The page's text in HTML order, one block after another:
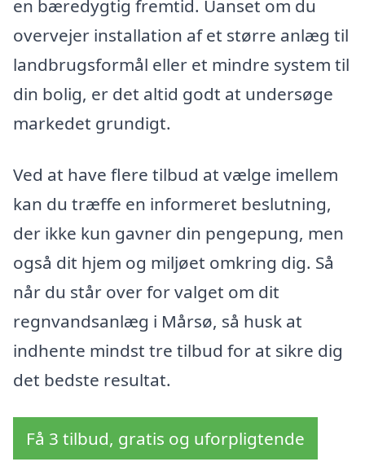
en bæredygtig fremtid. Uanset om du
overvejer installation af et større anlæg til
landbrugsformål eller et mindre system til
din bolig, er det altid godt at undersøge
markedet grundigt.
Ved at have flere tilbud at vælge imellem
kan du træffe en informeret beslutning,
der ikke kun gavner din pengepung, men
også dit hjem og miljøet omkring dig. Så
når du står over for valget om dit
regnvandsanlæg i Mårsø, så husk at
indhente mindst tre tilbud for at sikre dig
det bedste resultat.
Få 3 tilbud, gratis og uforpligtende